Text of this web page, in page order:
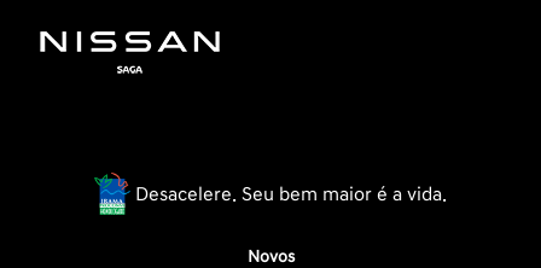
Desacelere. Seu bem maior é a vida.
Novos